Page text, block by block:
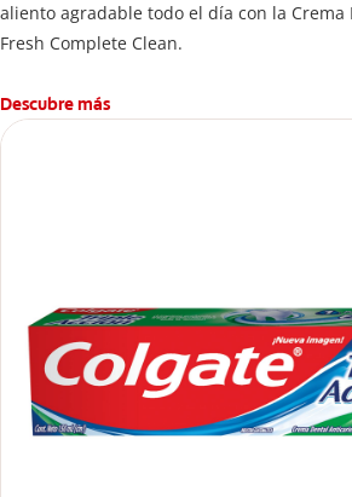
aliento agradable todo el día con la Crema
Fresh Complete Clean.
Descubre más